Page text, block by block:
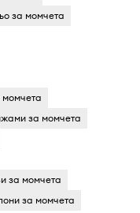
за момчета
момчета
за момчета
за момчета
за момчета